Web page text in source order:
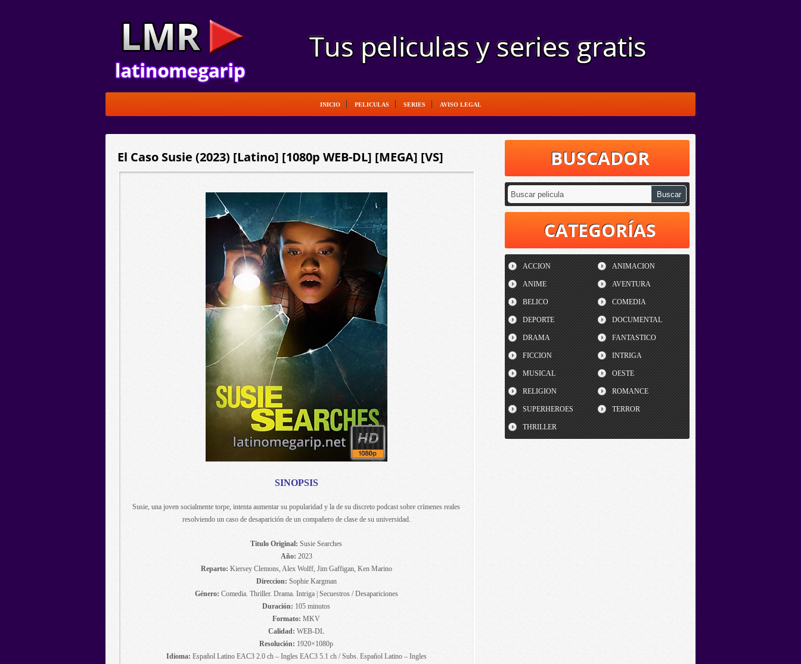
INICIO PELICULAS SERIES AVISO LEGAL
El Caso Susie (2023) [Latino] [1080p WEB-DL] [MEGA] [VS]
SINOPSIS
Susie, una joven socialmente torpe, intenta aumentar su popularidad y la de su discreto podcast sobre crímenes reales
resolviendo un caso de desaparición de un compañero de clase de su universidad.
Titulo Original: Susie Searches
Año: 2023
Reparto: Kiersey Clemons, Alex Wolff, Jim Gaffigan, Ken Marino
Direccion: Sophie Kargman
Género: Comedia. Thriller. Drama. Intriga | Secuestros / Desapariciones
Duración: 105 minutos
Formato: MKV
Calidad: WEB-DL
Resolución: 1920×1080p
Idioma: Español Latino EAC3 2.0 ch – Ingles EAC3 5.1 ch / Subs. Español Latino – Ingles
BUSCADOR
CATEGORÍAS
ACCION ANIMACION
ANIME AVENTURA
BELICO COMEDIA
DEPORTE DOCUMENTAL
DRAMA FANTASTICO
FICCION INTRIGA
MUSICAL OESTE
RELIGION ROMANCE
SUPERHEROES TERROR
THRILLER